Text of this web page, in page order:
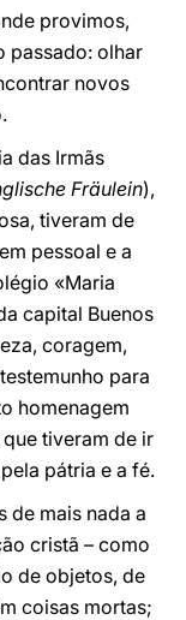
provimos,
passado: olhar
novos
das Irmãs
Fräulein),
tiveram de
pessoal e a
«Maria
capital Buenos
coragem,
para
homenagem
tiveram de ir
pátria e a fé.
de mais nada a
cristã – como
de objetos, de
coisas mortas;